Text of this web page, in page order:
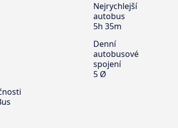
Nejrychlejší
autobus
5h 35m
Denní
autobusové
spojení
5 Ø